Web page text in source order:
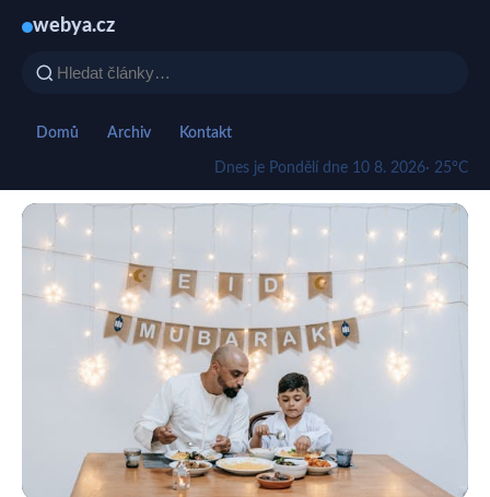
webya.cz
Domů Archiv Kontakt
Dnes je Pondělí dne 10 8. 2026· 25°C